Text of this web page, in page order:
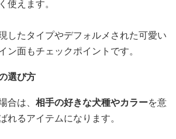
使えます。
したタイプやデフォルメされた可愛い
ン面もチェックポイントです。
選び方
合は、 相手の好きな犬種やカラーを意
れるアイテムになります。